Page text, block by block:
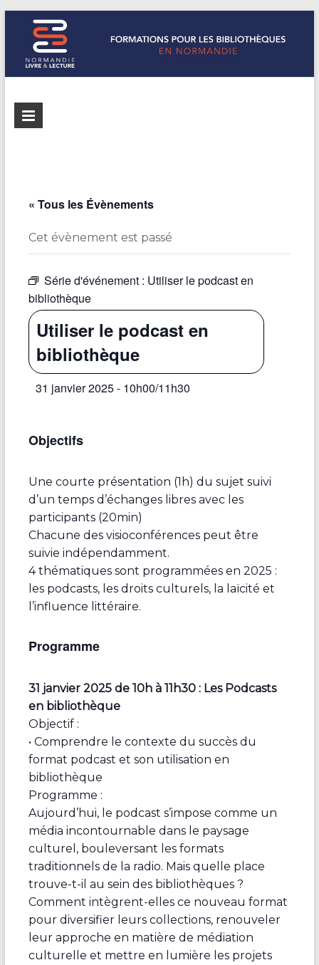
Formations
Normandie
Normandie
Livre &
bibliothèques
« Tous les Évènements
Cet évènement est passé
Série d'événement : Utiliser le podcast en
bibliothèque
Utiliser le podcast en
bibliothèque
31 janvier 2025 - 10h00/11h30
Objectifs
Une courte présentation (1h) du sujet suivi
d’un temps d’échanges libres avec les
participants (20min)
Chacune des visioconférences peut être
suivie indépendamment.
4 thématiques sont programmées en 2025 :
les podcasts, les droits culturels, la laïcité et
l’influence littéraire.
Programme
31 janvier 2025 de 10h à 11h30 : Les Podcasts
en bibliothèque
Objectif :
• Comprendre le contexte du succès du
format podcast et son utilisation en
bibliothèque
Programme :
Aujourd’hui, le podcast s’impose comme un
média incontournable dans le paysage
culturel, bouleversant les formats
traditionnels de la radio. Mais quelle place
trouve-t-il au sein des bibliothèques ?
Comment intègrent-elles ce nouveau format
pour diversifier leurs collections, renouveler
leur approche en matière de médiation
culturelle et mettre en lumière les projets